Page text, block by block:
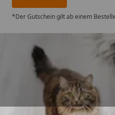
*Der Gutschein gilt ab einem